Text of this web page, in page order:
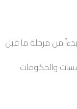
من مرحلة ما قبل
والحكومات